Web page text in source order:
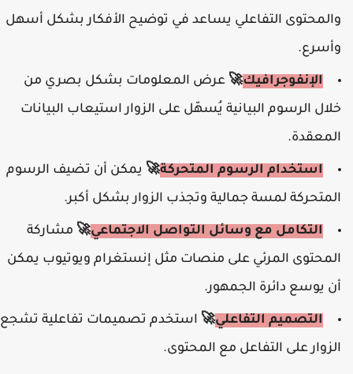
والمحتوى التفاعلي يساعد في توضيح الأفكار بشكل أسهل
وأسرع.
الإنفوجرافيك🚀 عرض المعلومات بشكل بصري من
خلال الرسوم البيانية يُسهّل على الزوار استيعاب البيانات
المعقدة.
استخدام الرسوم المتحركة🚀 يمكن أن تضيف الرسوم
المتحركة لمسة جمالية وتجذب الزوار بشكل أكبر.
التكامل مع وسائل التواصل الاجتماعي🚀 مشاركة
المحتوى المرئي على منصات مثل إنستغرام ويوتيوب يمكن
أن يوسع دائرة الجمهور.
التصميم التفاعلي🚀 استخدم تصميمات تفاعلية تشجع
الزوار على التفاعل مع المحتوى.